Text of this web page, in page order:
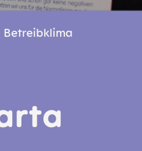
Betreibklima